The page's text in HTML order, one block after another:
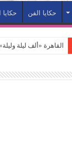
حكايا الفن حكايا
القاهرة «ألف ليلة
حين يتنفس الحجر..